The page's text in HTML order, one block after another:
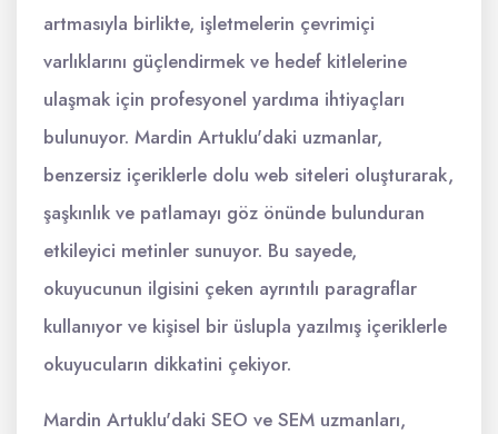
artmasıyla birlikte, işletmelerin çevrimiçi
varlıklarını güçlendirmek ve hedef kitlelerine
ulaşmak için profesyonel yardıma ihtiyaçları
bulunuyor. Mardin Artuklu'daki uzmanlar,
benzersiz içeriklerle dolu web siteleri oluşturarak,
şaşkınlık ve patlamayı göz önünde bulunduran
etkileyici metinler sunuyor. Bu sayede,
okuyucunun ilgisini çeken ayrıntılı paragraflar
kullanıyor ve kişisel bir üslupla yazılmış içeriklerle
okuyucuların dikkatini çekiyor.
Mardin Artuklu'daki SEO ve SEM uzmanları,